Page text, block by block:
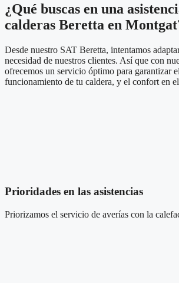
¿Qué buscas en una
calderas Beretta en
Desde nuestro SAT Beretta, intentamos
necesidad de nuestros clientes. Así que con
ofrecemos un servicio óptimo para garantizar
funcionamiento de tu caldera, y el confort en
Prioridades en las asistencias
Priorizamos el servicio de averías con la